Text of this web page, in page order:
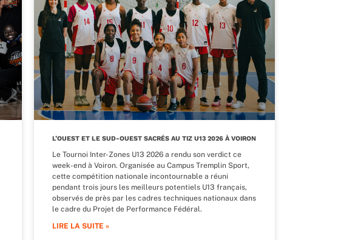
L’OUEST ET LE SUD-OUEST SACRÉS AU TIZ U13 2026 À VOIRON
Le Tournoi Inter-Zones U13 2026 a rendu son verdict ce
week-end à Voiron. Organisée au Campus Tremplin Sport,
cette compétition nationale incontournable a réuni
pendant trois jours les meilleurs potentiels U13 français,
observés de près par les cadres techniques nationaux dans
le cadre du Projet de Performance Fédéral.
LIRE LA SUITE »